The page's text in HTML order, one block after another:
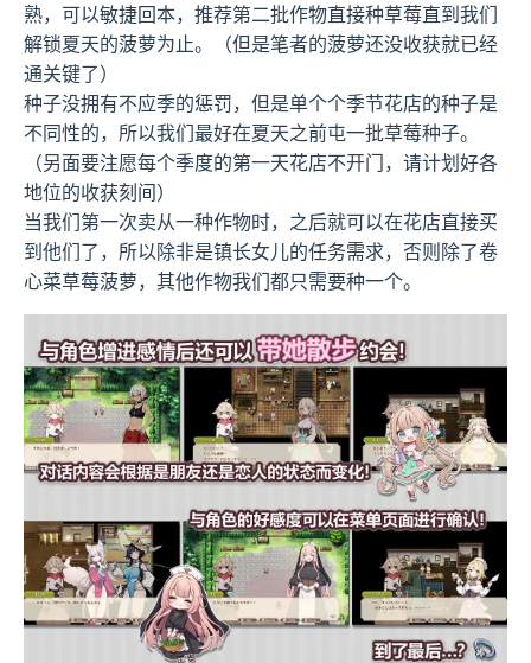
熟，可以敏捷回本，推荐第二批作物直接种草莓直到我们
解锁夏天的菠萝为止。（但是笔者的菠萝还没收获就已经
通关键了）
种子没拥有不应季的惩罚，但是单个个季节花店的种子是
不同性的，所以我们最好在夏天之前屯一批草莓种子。
（另面要注愿每个季度的第一天花店不开门，请计划好各
地位的收获刻间）
当我们第一次卖从一种作物时，之后就可以在花店直接买
到他们了，所以除非是镇长女儿的任务需求，否则除了卷
心菜草莓菠萝，其他作物我们都只需要种一个。